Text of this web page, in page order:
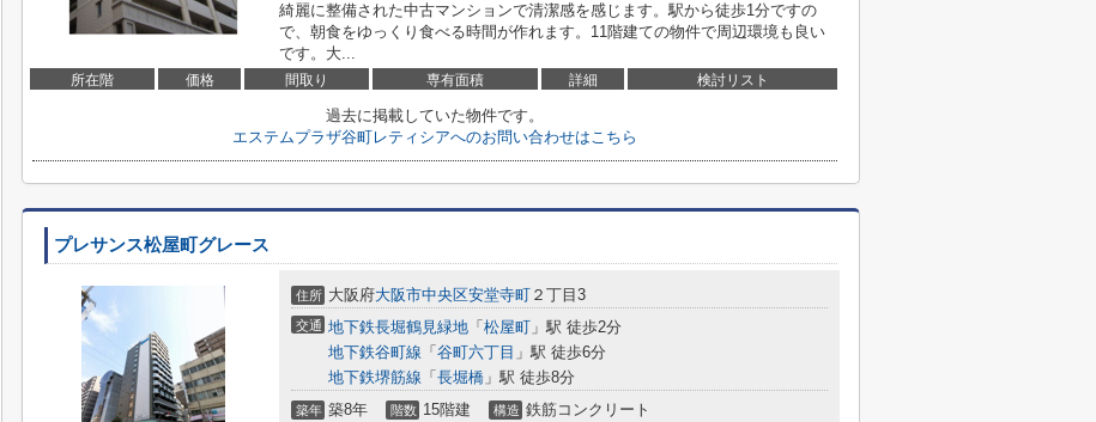
綺麗に整備された中古マンションで清潔感を感じます。駅から徒歩1分ですの
で、朝食をゆっくり食べる時間が作れます。11階建ての物件で周辺環境も良い
です。大...
所在階 価格 間取り 専有面積 詳細 検討リスト
過去に掲載していた物件です。
エステムプラザ谷町レティシアへのお問い合わせはこちら
プレサンス松屋町グレース
住所 大阪府大阪市中央区安堂寺町 ２丁目3
交通 地下鉄長堀鶴見緑地 「 松屋町 」駅 徒歩2分
地下鉄谷町線 「 谷町六丁目 」駅 徒歩6分
地下鉄堺筋線 「 長堀橋 」駅 徒歩8分
築年 築8年 階数 15階建 構造 鉄筋コンクリート